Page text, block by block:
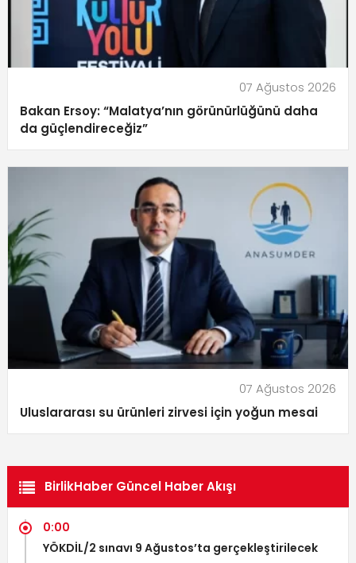
07 Ağustos 2026
Bakan Ersoy: “Malatya’nın görünürlüğünü daha
da güçlendireceğiz”
07 Ağustos 2026
Uluslararası su ürünleri zirvesi için yoğun mesai
BirlikHaber Güncel Haber Akışı
0:00
YÖKDİL/2 sınavı 9 Ağustos’ta gerçekleştirilecek